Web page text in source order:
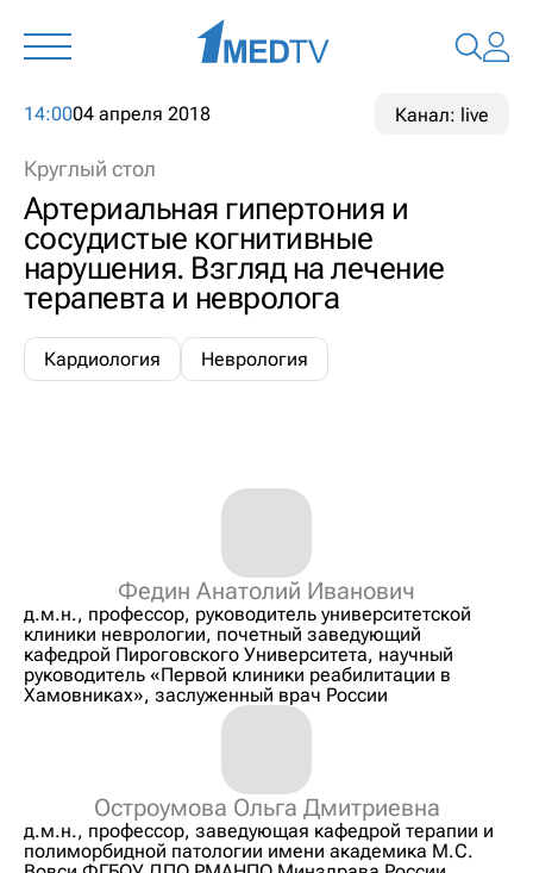
14:0004 апреля 2018 Канал: live
Круглый стол
Артериальная гипертония и
сосудистые когнитивные
нарушения. Взгляд на лечение
терапевта и невролога
Кардиология Неврология
Федин Анатолий Иванович
д.м.н., профессор, руководитель университетской
клиники неврологии, почетный заведующий
кафедрой Пироговского Университета, научный
руководитель «Первой клиники реабилитации в
Хамовниках», заслуженный врач России
Остроумова Ольга Дмитриевна
д.м.н., профессор, заведующая кафедрой терапии и
полиморбидной патологии имени академика М.С.